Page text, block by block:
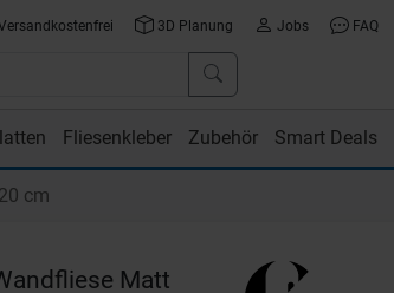
3D Planung Jobs FAQ
Fliesenkleber Zubehör Smart Deals
cm
Matt